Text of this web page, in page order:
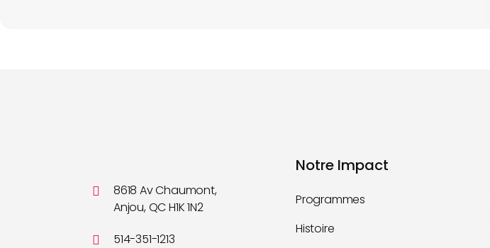
8618 Av Chaumont,
Anjou, QC H1K 1N2
514-351-1213
Notre Impact
Programmes
Histoire